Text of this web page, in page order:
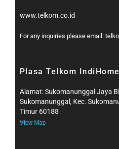
www.telkom.co.id
For any inquiries please email:
Plasa Telkom
Alamat: Sukomanunggal Jaya
Sukomanunggal, Kec.
Timur 60188
View Map